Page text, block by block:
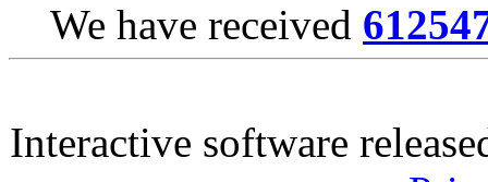
We have received
Interactive software